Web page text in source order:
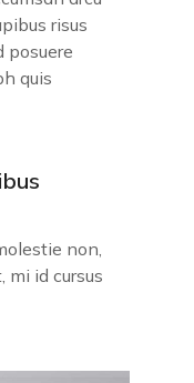
risus
posuere
quis
non,
mi id cursus